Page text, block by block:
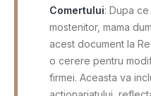
Comertului: Dupa
mostenitor, mama
acest document la
o cerere pentru
firmei. Aceasta va